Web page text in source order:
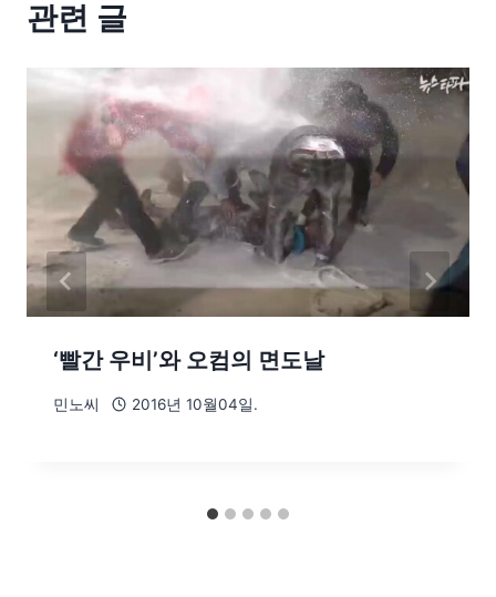
관련 글
‘빨간 우비’와 오컴의 면도날
민노씨 2016년 10월04일.